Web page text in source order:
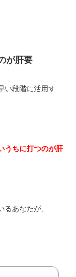
が肝要
い段階に活用す
うちに打つのが肝
あなたが、